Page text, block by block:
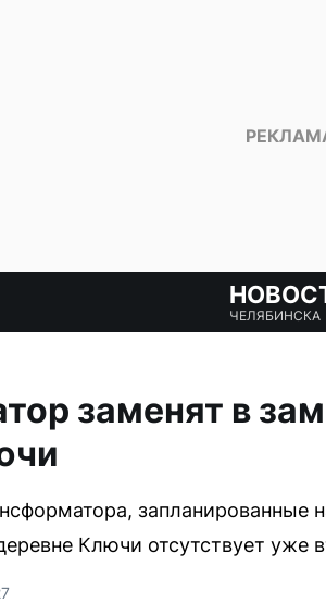
ЧЕЛЯБИНСКА
заменят в
запланированные
Ключи отсутствует уже